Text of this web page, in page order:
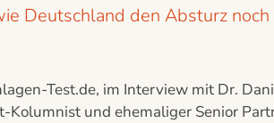
Deutschland den Absturz
Test.de, im Interview mit Dr.
Kolumnist und ehemaliger Senior